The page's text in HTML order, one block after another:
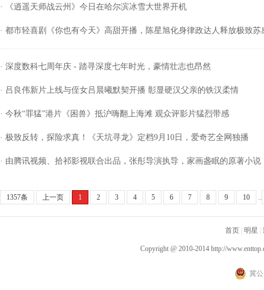
· 《逍遥天师战云州》今日在哈尔滨冰雪大世界开机
· 都市轻喜剧《你也有今天》高甜开播，陈星旭化身律政达人释放极致苏
· 深度数科七周年庆 - 踏寻深度七年时光，豪情壮志也昂然
· 吕良伟新片上线与侄女吕晨曦默契开播 彰显硬汉父亲的铁汉柔情
· 今秋“罪猛”港片《困兽》抵沪嗨翻上海滩 观众评影片猛烈带感
· 极致反转，探险求真！《天坑寻龙》定档9月10日，爱奇艺全网独播
· 由腾讯视频、拾祁影视联合出品，张彤导演执导，家画盏眠的原著小
1357条 上一页 1 2 3 4 5 6 7 8 9 10 ..
首页 明星
Copyright @ 2010-2014 http://
冀公